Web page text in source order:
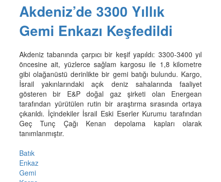
Akdeniz’de 3300 Yıllık
Gemi Enkazı Keşfedildi
Akdeniz tabanında çarpıcı bir keşif yapıldı: 3300-3400 yıl
öncesine ait, yüzlerce sağlam kargosu ile 1,8 kilometre
gibi olağanüstü derinlikte bir gemi batığı bulundu. Kargo,
İsrail yakınlarındaki açık deniz sahalarında faaliyet
gösteren bir E&P doğal gaz şirketi olan Energean
tarafından yürütülen rutin bir araştırma sırasında ortaya
çıkarıldı. İçindekiler İsrail Eski Eserler Kurumu tarafından
Geç Tunç Çağı Kenan depolama kapları olarak
tanımlanmıştır.
Batık
Enkaz
Gemi